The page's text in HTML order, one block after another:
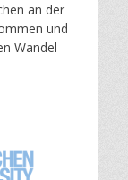
an der
und
Wandel